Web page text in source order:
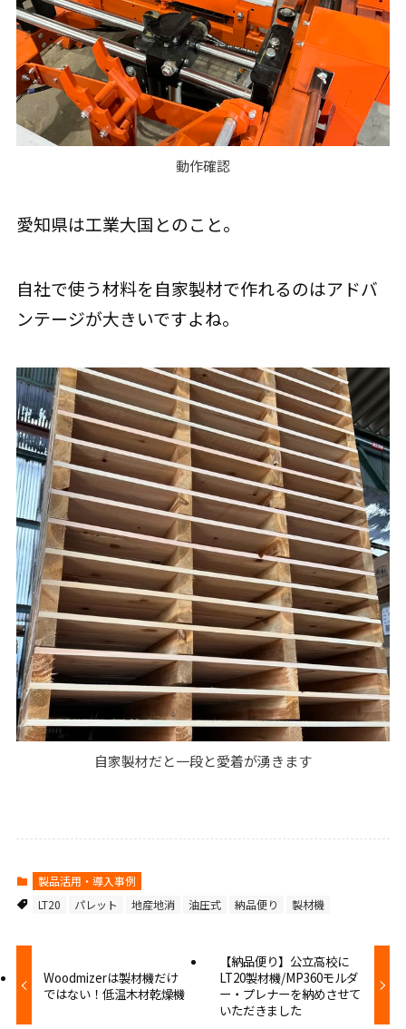
動作確認
愛知県は工業大国とのこと。
自社で使う材料を自家製材で作れるのはアドバ
ンテージが大きいですよね。
自家製材だと一段と愛着が湧きます
製品活用・導入事例
LT20
パレット 地産地消 油圧式 納品便り 製材機
Woodmizerは製材機だけ
ではない！低温木材乾燥機
【納品便り】公立高校に
LT20製材機/MP360モルダ
ー・プレナーを納めさせて
いただきました